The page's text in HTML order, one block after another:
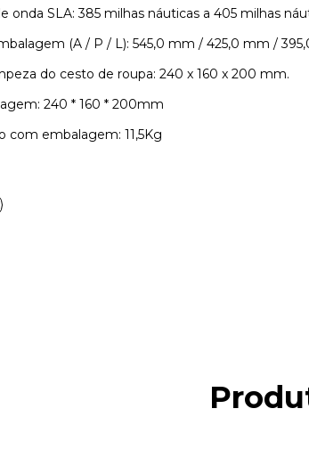
onda SLA: 385 milhas náuticas a 405 milhas
(A / P / L): 545,0 mm / 425,0 mm /
do cesto de roupa: 240 x 160 x 200 mm.
240 * 160 * 200mm
com embalagem: 11,5Kg